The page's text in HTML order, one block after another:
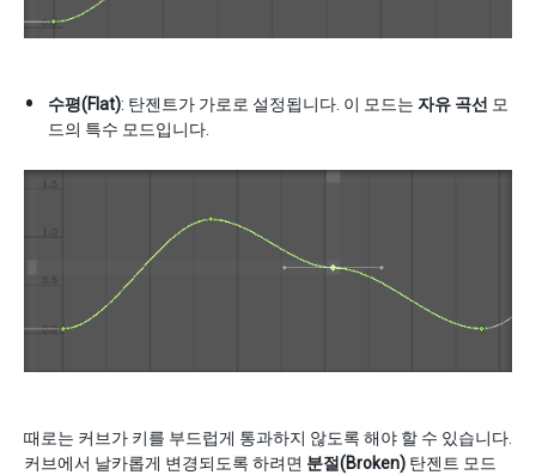
수평(Flat): 탄젠트가 가로로 설정됩니다. 이 모드는 자유 곡선 모
드의 특수 모드입니다.
때로는 커브가 키를 부드럽게 통과하지 않도록 해야 할 수 있습니다.
커브에서 날카롭게 변경되도록 하려면 분절(Broken) 탄젠트 모드